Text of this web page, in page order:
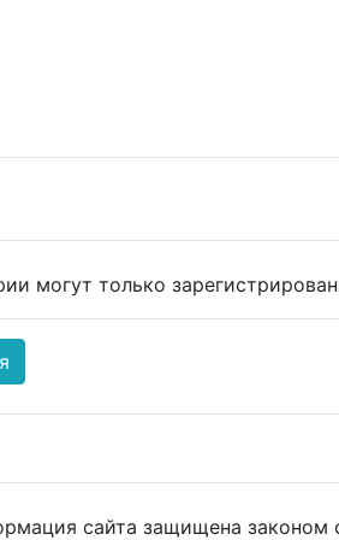
могут только
сайта защищена законом